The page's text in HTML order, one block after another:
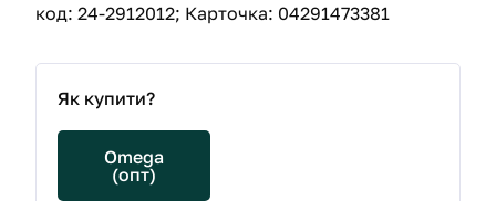
код: 24-2912012; Карточка: 04291473381
Як купити?
Omega
(опт)